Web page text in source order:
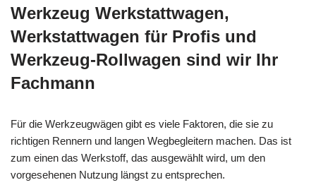
Werkzeug Werkstattwagen,
Werkstattwagen für Profis und
Werkzeug-Rollwagen sind wir Ihr
Fachmann
Für die Werkzeugwägen gibt es viele Faktoren, die sie zu
richtigen Rennern und langen Wegbegleitern machen. Das ist
zum einen das Werkstoff, das ausgewählt wird, um den
vorgesehenen Nutzung längst zu entsprechen.